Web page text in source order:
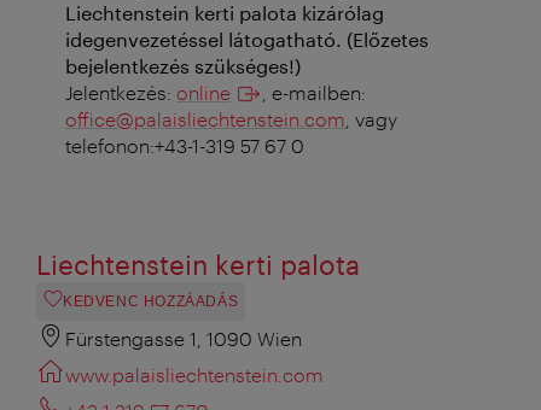
Liechtenstein kerti palota kizárólag
idegenvezetéssel látogatható. (Előzetes
bejelentkezés szükséges!)
Jelentkezés: online
, e-mailben:
office@palaisliechtenstein.com , vagy
telefonon:+43-1-319 57 67 0
Liechtenstein kerti palota
KEDVENC HOZZÁADÁS
Fürstengasse 1, 1090 Wien
www.palaisliechtenstein.com